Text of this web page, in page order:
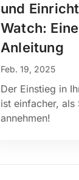
und
Watch:
Anleitung
Feb. 19, 2025
Der Einstieg in
ist einfacher, als
annehmen!